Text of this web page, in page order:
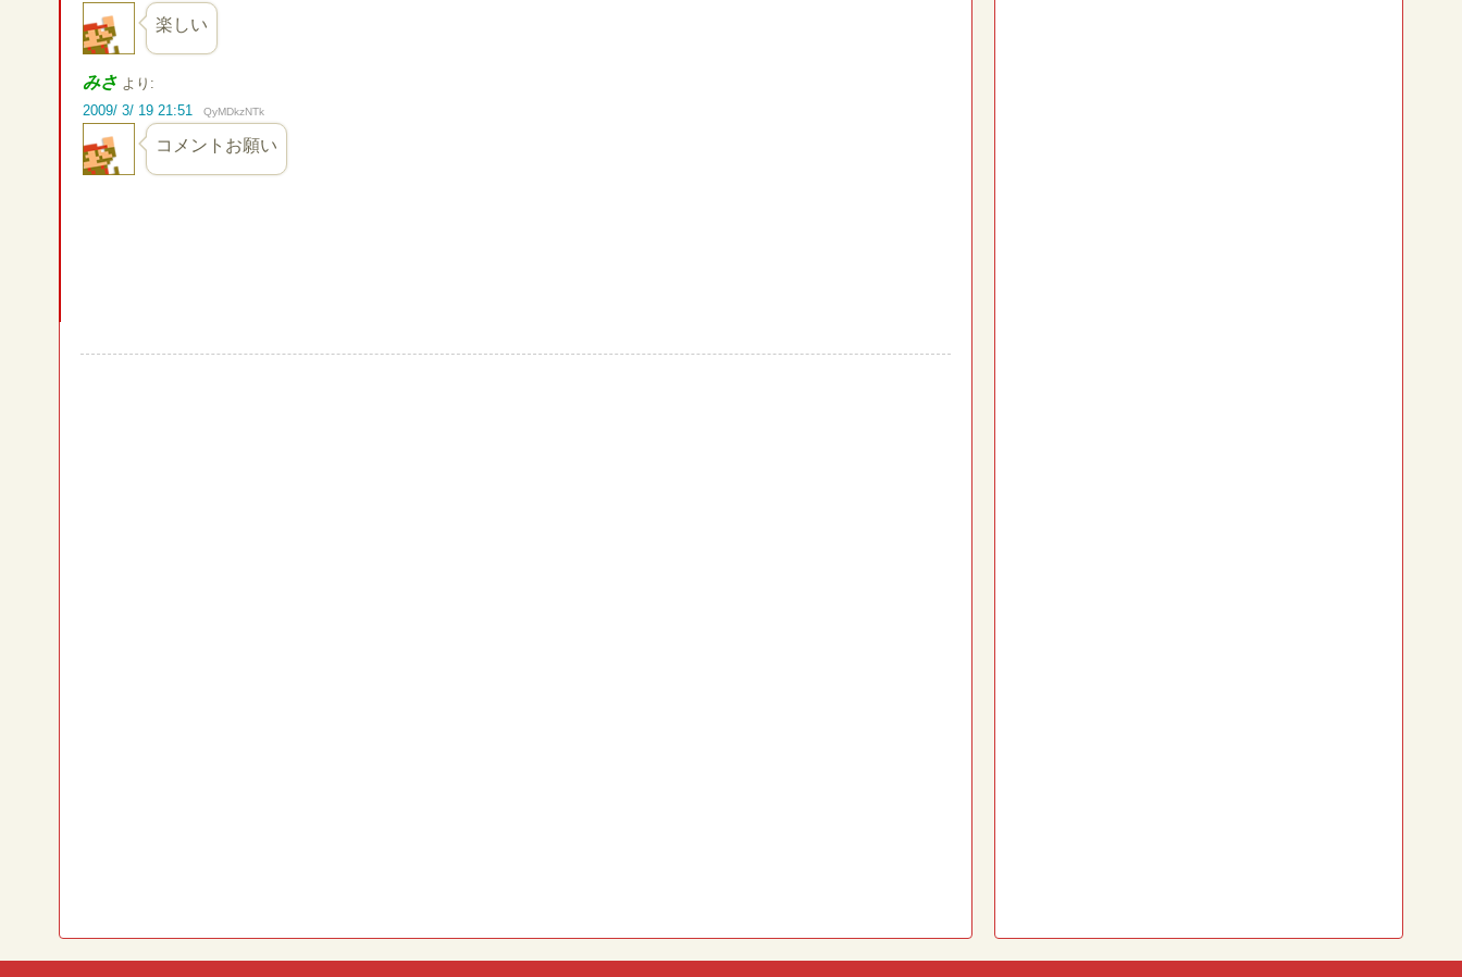
楽しい
みさ より:
2009/ 3/ 19 21:51
QyMDkzNTk
コメントお願い